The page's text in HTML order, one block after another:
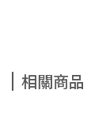
相關商品